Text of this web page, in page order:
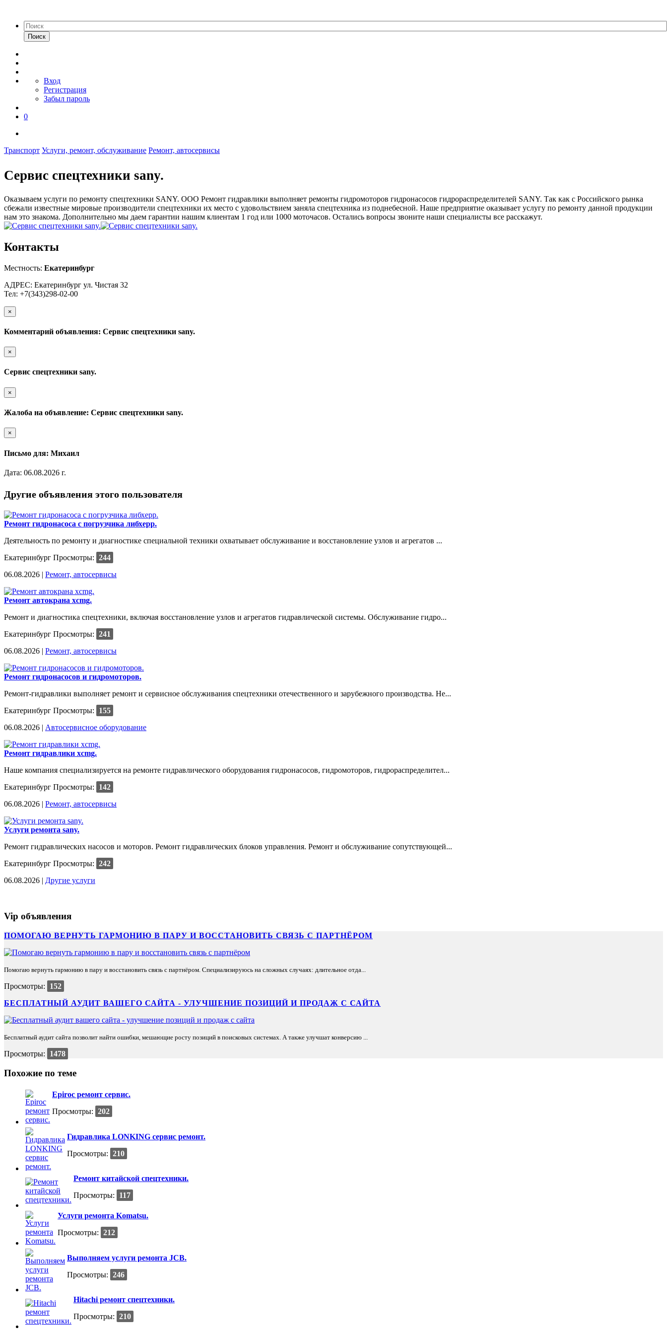
Поиск
Вход
Регистрация
Забыл пароль
0
Транспорт Услуги, ремонт, обслуживание Ремонт, автосервисы
Сервис спецтехники sany.
Оказываем услуги по ремонту спецтехники SANY. ООО Ремонт гидравлики выполняет ремонты гидромоторов гидронасосов гидрораспределителей SANY. Так как с Российского рынка
сбежали известные мировые производители спецтехники их место с удовольствием заняла спецтехника из поднебесной. Наше предприятие оказывает услугу по ремонту данной продукции
нам это знакома. Дополнительно мы даем гарантии нашим клиентам 1 год или 1000 моточасов. Остались вопросы звоните наши специалисты все расскажут.
Контакты
Местность: Екатеринбург
АДРЕС: Екатеринбург ул. Чистая 32
Тел: +7(343)298-02-00
×
Комментарий объявления: Сервис спецтехники sany.
×
Сервис спецтехники sany.
×
Жалоба на объявление: Сервис спецтехники sany.
×
Письмо для: Михаил
Дата: 06.08.2026 г.
Другие объявления этого пользователя
Ремонт гидронасоса с погрузчика либхерр.
Деятельность по ремонту и диагностике специальной техники охватывает обслуживание и восстановление узлов и агрегатов ...
Екатеринбург Просмотры: 244
06.08.2026 | Ремонт, автосервисы
Ремонт автокрана xcmg.
Ремонт и диагностика спецтехники, включая восстановление узлов и агрегатов гидравлической системы. Обслуживание гидро...
Екатеринбург Просмотры: 241
06.08.2026 | Ремонт, автосервисы
Ремонт гидронасосов и гидромоторов.
Ремонт-гидравлики выполняет ремонт и сервисное обслуживания спецтехники отечественного и зарубежного производства. Не...
Екатеринбург Просмотры:
155
06.08.2026 | Автосервисное оборудование
Ремонт гидравлики xcmg.
Наше компания специализируется на ремонте гидравлического оборудования гидронасосов, гидромоторов, гидрораспределител...
Екатеринбург Просмотры:
142
06.08.2026 | Ремонт, автосервисы
Услуги ремонта sany.
Ремонт гидравлических насосов и моторов. Ремонт гидравлических блоков управления. Ремонт и обслуживание сопутствующей...
Екатеринбург Просмотры: 242
06.08.2026 | Другие услуги
Vip объявления
ПОМОГАЮ ВЕРНУТЬ ГАРМОНИЮ В ПАРУ И ВОССТАНОВИТЬ СВЯЗЬ С ПАРТНЁРОМ
Помогаю вернуть гармонию в пару и восстановить связь с партнёром. Специализируюсь на сложных случаях: длительное отда...
Просмотры:
152
БЕСПЛАТНЫЙ АУДИТ ВАШЕГО САЙТА - УЛУЧШЕНИЕ ПОЗИЦИЙ И ПРОДАЖ С САЙТА
Бесплатный аудит сайта позволит найти ошибки, мешающие росту позиций в поисковых системах. А также улучшат конверсию ...
Просмотры: 1478
Похожие по теме
Epiroc ремонт сервис.
Просмотры: 202
Гидравлика LONKING сервис ремонт.
Просмотры: 210
Ремонт китайской спецтехники.
Просмотры:
117
Услуги ремонта Komatsu.
Просмотры: 212
Выполняем услуги ремонта JCB.
Просмотры: 246
Hitachi ремонт спецтехники.
Просмотры: 210